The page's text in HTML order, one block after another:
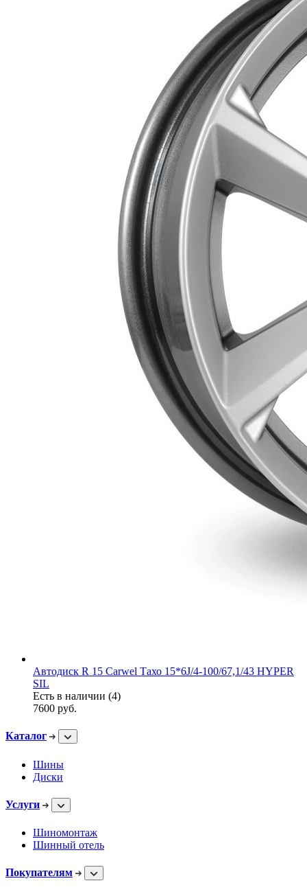
Автодиск R 15 Carwel Тахо 15*6J/4-100/67,1/43 HYPER
SIL
Есть в наличии (4)
7600 руб.
Каталог
Шины
Диски
Услуги
Шиномонтаж
Шинный отель
Покупателям